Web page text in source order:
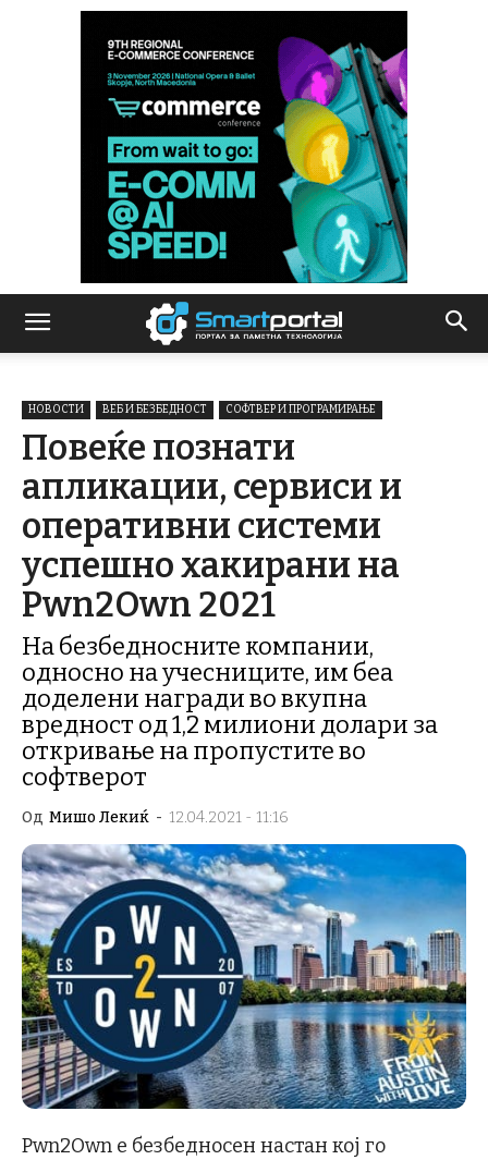
НОВОСТИ ВЕБ И БЕЗБЕДНОСТ СОФТВЕР И ПРОГРАМИРАЊЕ
Повеќе познати
апликации, сервиси и
оперативни системи
успешно хакирани на
Pwn2Own 2021
На безбедносните компании,
односно на учесниците, им беа
доделени награди во вкупна
вредност од 1,2 милиони долари за
откривање на пропустите во
софтверот
Од Мишо Лекиќ - 12.04.2021 - 11:16
Pwn2Own е безбедносен настан кој го